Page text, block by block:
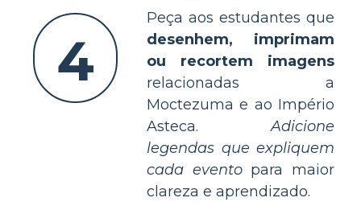
4
Peça aos estudantes que
desenhem, imprimam
ou recortem imagens
relacionadas a
Moctezuma e ao Império
Asteca.Adicione
legendas que expliquem
cada eventopara maior
clareza e aprendizado.